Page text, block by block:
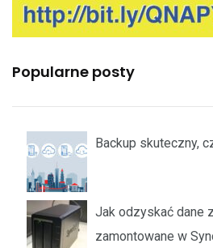
Popularne posty
Backup skuteczny,
Jak odzyskać dane
zamontowane w